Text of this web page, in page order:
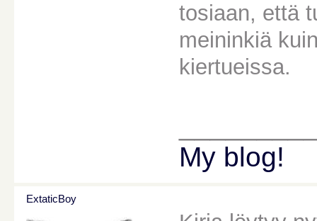
tosiaan, että
meininkiä
kiertueissa.
My blog!
ExtaticBoy